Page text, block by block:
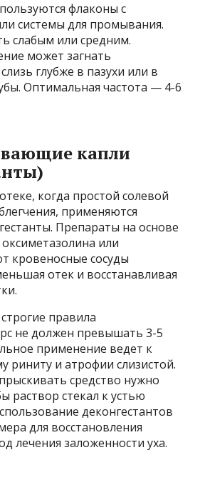
флаконы с
системы для промывания.
слабым или средним.
может загнать
глубже в пазухи или в
Оптимальная частота — 4-6
капли
когда простой солевой
применяются
Препараты на основе
или
кровеносные сосуды
отек и восстанавливая
правила
не должен превышать 3-5
применение ведет к
риниту и атрофии слизистой.
средство нужно
раствор стекал к устью
деконгестантов
для восстановления
лечения заложенности уха.